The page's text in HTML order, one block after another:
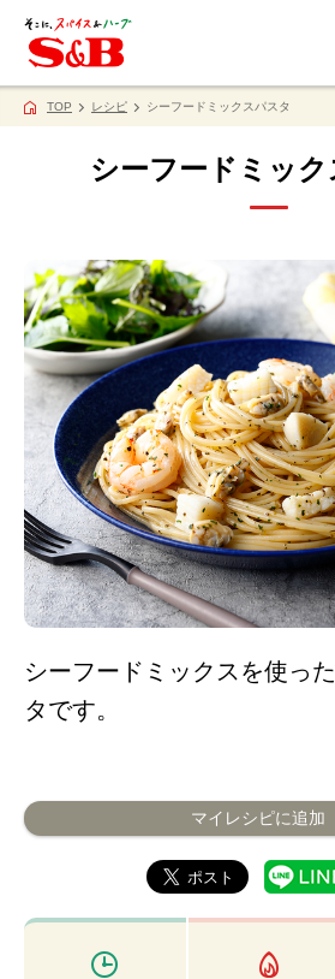
TOP レシピ シーフードミックスパスタ
シーフードミック
シーフードミックスを使っ
タです。
マイレシピに追加